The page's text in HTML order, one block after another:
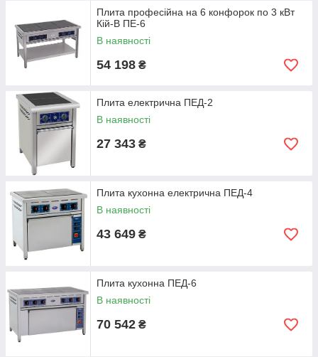
Плита професійна на 6 конфорок по 3 кВт
Кій-В ПЕ-6
В наявності
54 198 ₴
Плита електрична ПЕД-2
В наявності
27 343 ₴
Плита кухонна електрична ПЕД-4
В наявності
43 649 ₴
Плита кухонна ПЕД-6
В наявності
70 542 ₴